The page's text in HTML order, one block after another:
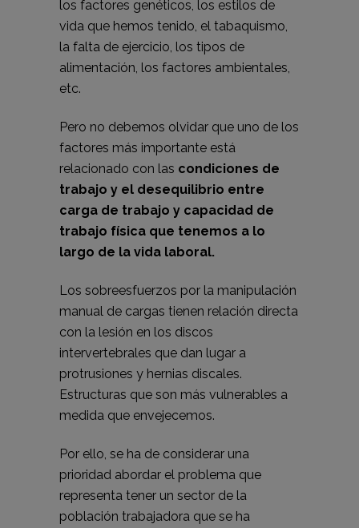
los factores genéticos, los estilos de
vida que hemos tenido, el tabaquismo,
la falta de ejercicio, los tipos de
alimentación, los factores ambientales,
etc.
Pero no debemos olvidar que uno de los
factores más importante está
relacionado con las condiciones de
trabajo y el desequilibrio entre
carga de trabajo y capacidad de
trabajo física que tenemos a lo
largo de la vida laboral.
Los sobreesfuerzos por la manipulación
manual de cargas tienen relación directa
con la lesión en los discos
intervertebrales que dan lugar a
protrusiones y hernias discales.
Estructuras que son más vulnerables a
medida que envejecemos.
Por ello, se ha de considerar una
prioridad abordar el problema que
representa tener un sector de la
población trabajadora que se ha